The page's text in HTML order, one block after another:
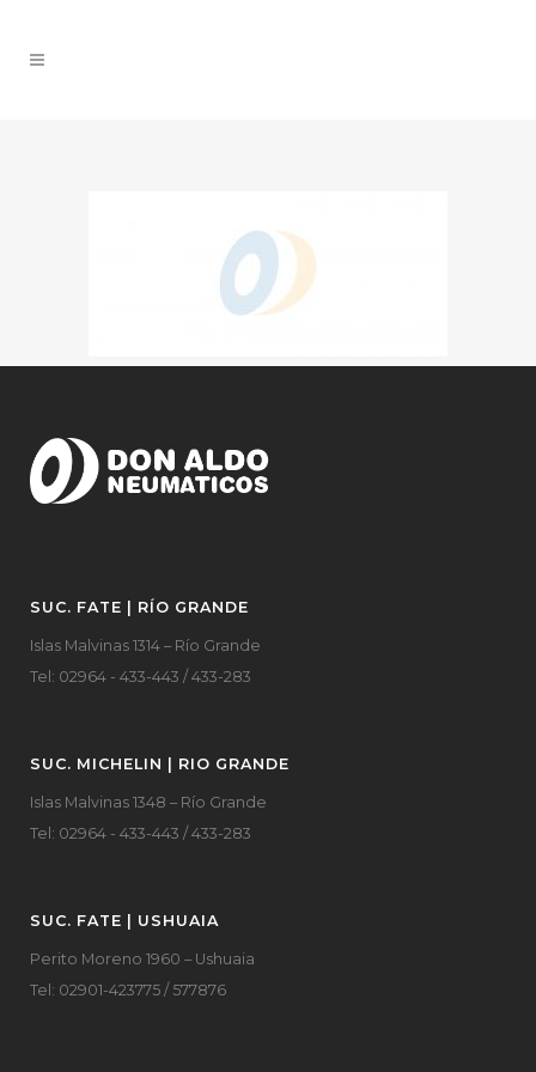
SUC. FATE | RÍO GRANDE
Islas Malvinas 1314 – Río Grande
Tel: 02964 - 433-443 / 433-283
SUC. MICHELIN | RIO GRANDE
Islas Malvinas 1348 – Río Grande
Tel: 02964 - 433-443 / 433-283
SUC. FATE | USHUAIA
Perito Moreno 1960 – Ushuaia
Tel: 02901-423775 / 577876